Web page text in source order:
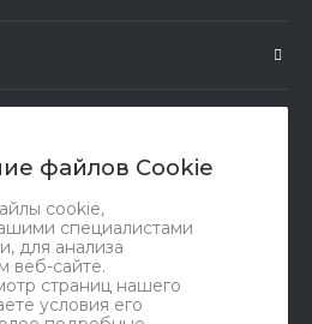
файлов Cookie
cookie,
специалистами
для анализа
веб-сайте.
страниц нашего
условия его